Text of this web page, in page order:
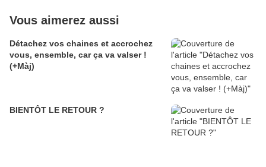
Vous aimerez aussi
Détachez vos chaines et accrochez
vous, ensemble, car ça va valser !
(+Màj)
BIENTÔT LE RETOUR ?